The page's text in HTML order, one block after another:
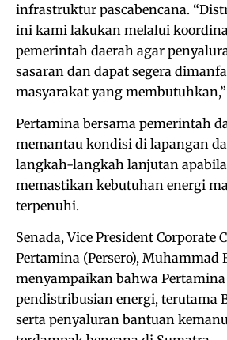
infrastruktur pascabencana.
ini kami lakukan melalui
pemerintah daerah agar
sasaran dan dapat segera
masyarakat yang
Pertamina bersama pemerintah
memantau kondisi di lapangan
langkah-langkah lanjutan
memastikan kebutuhan energi
terpenuhi.
Senada, Vice President Corporate
Pertamina (Persero), Muhammad
menyampaikan bahwa
pendistribusian energi, terutama
serta penyaluran bantuan